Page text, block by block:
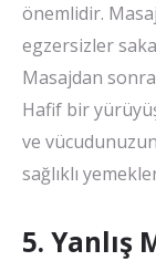
önemlidir.
egzersizler
Masajdan
Hafif bir
ve
sağlıklı
5. Yanlış